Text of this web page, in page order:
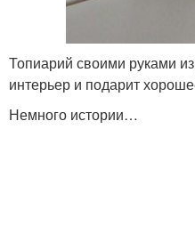
Топиарий своими руками
интерьер и подарит
Немного истории…